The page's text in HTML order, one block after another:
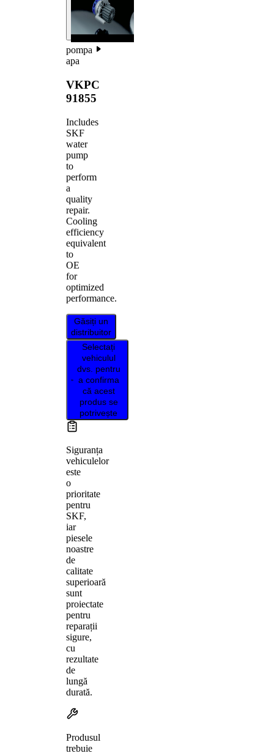
pompa
apa
VKPC
91855
Includes
SKF
water
pump
to
perform
a
quality
repair.
Cooling
efficiency
equivalent
to
OE
for
optimized
performance.
Găsiți un
distribuitor
Selectați
vehiculul
dvs. pentru
a confirma
că acest
produs se
potrivește
Siguranța
vehiculelor
este
o
prioritate
pentru
SKF,
iar
piesele
noastre
de
calitate
superioară
sunt
proiectate
pentru
reparații
sigure,
cu
rezultate
de
lungă
durată.
Produsul
trebuie